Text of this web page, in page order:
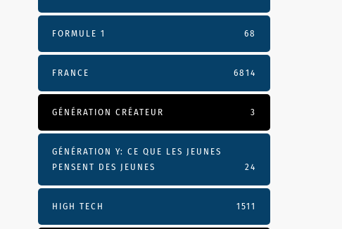
FORMULE 1 68
FRANCE 6814
GÉNÉRATION CRÉATEUR 3
GÉNÉRATION Y: CE QUE LES JEUNES
PENSENT DES JEUNES
24
HIGH TECH 1511